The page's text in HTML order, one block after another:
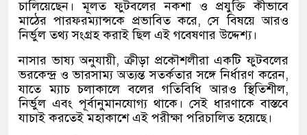
চালিয়েছেন। মূলত ফুটবলের নকশা ও প্রযুক্তি কীভাবে
মাঠের পারফরম্যান্সকে প্রভাবিত করে, সে বিষয়ে আরও
নির্ভুল তথ্য সংগ্রহ করাই ছিল এই গবেষণার উদ্দেশ্য।
নাসার ভাষ্য অনুযায়ী, ক্রীড়া প্রকৌশলীরা একটি ফুটবলের
ভরকেন্দ্র ও ভারসাম্য অত্যন্ত সতর্কতার সঙ্গে নির্ধারণ করেন,
যাতে ম্যাচ চলাকালে বলের গতিবিধি আরও স্থিতিশীল,
নির্ভুল এবং পূর্বানুমানযোগ্য থাকে। সেই ধারণাকে বাস্তবে
যাচাই করতেই মহাকাশে এই পরীক্ষা পরিচালিত হয়েছে।